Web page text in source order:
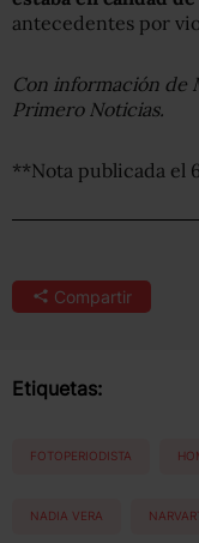
antecedentes por
Con información de
Primero Noticias.
**Nota publicada el
Compartir
Etiquetas:
FOTOPERIODISTA
NADIA VERA